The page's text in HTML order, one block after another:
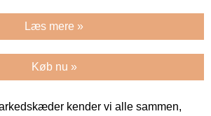
Læs mere »
Køb nu »
kender vi alle sammen,